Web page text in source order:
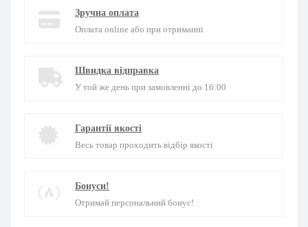
Зручна оплата
Оплата online або при отриманні
Швидка відправка
У той же день при замовленні до 16:00
Гарантії якості
Весь товар проходить відбір якості
Бонуси!
Отримай персональний бонус!